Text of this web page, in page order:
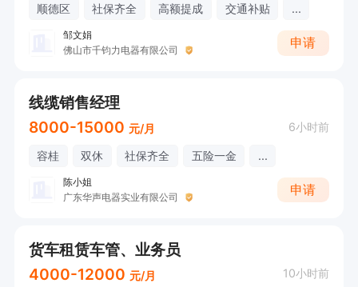
顺德区 社保齐全 高额提成 交通补贴 ...
邹文娟
佛山市千钧力电器有限公司
申请
线缆销售经理
8000-15000 元/月 6小时前
容桂 双休 社保齐全 五险一金 ...
陈小姐
广东华声电器实业有限公司
申请
货车租赁车管、业务员
4000-12000 元/月 10小时前